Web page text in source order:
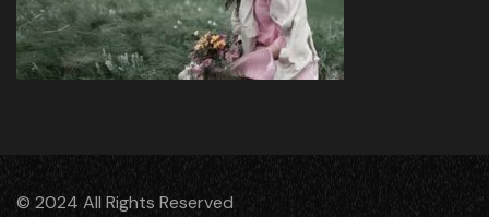
© 2024 All Rights Reserved